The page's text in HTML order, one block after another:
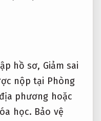
hồ sơ, Giảm sai
nộp tại Phòng
phương hoặc
học. Bảo vệ